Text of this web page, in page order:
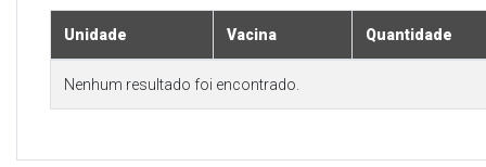
Unidade Vacina Quantidade
Nenhum resultado foi encontrado.